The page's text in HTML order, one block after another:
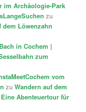
im Archäologie-Park
zu
Löwenzahn
in Cochem |
zum
vom
zuWandern auf dem
Abenteuertour für